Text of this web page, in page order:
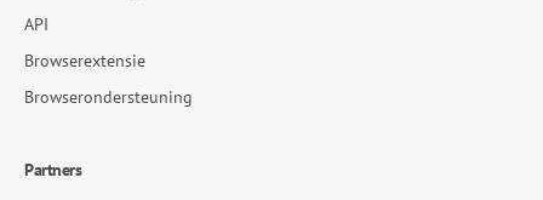
API
Browserextensie
Browserondersteuning
Partners